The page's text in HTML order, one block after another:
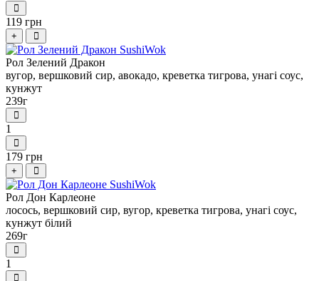
119 грн
+
Рол Зелений Дракон
вугор, вершковий сир, авокадо, креветка тигрова, унагі соус,
кунжут
239г
1
179 грн
+
Рол Дон Карлеоне
лосось, вершковий сир, вугор, креветка тигрова, унагі соус,
кунжут білий
269г
1